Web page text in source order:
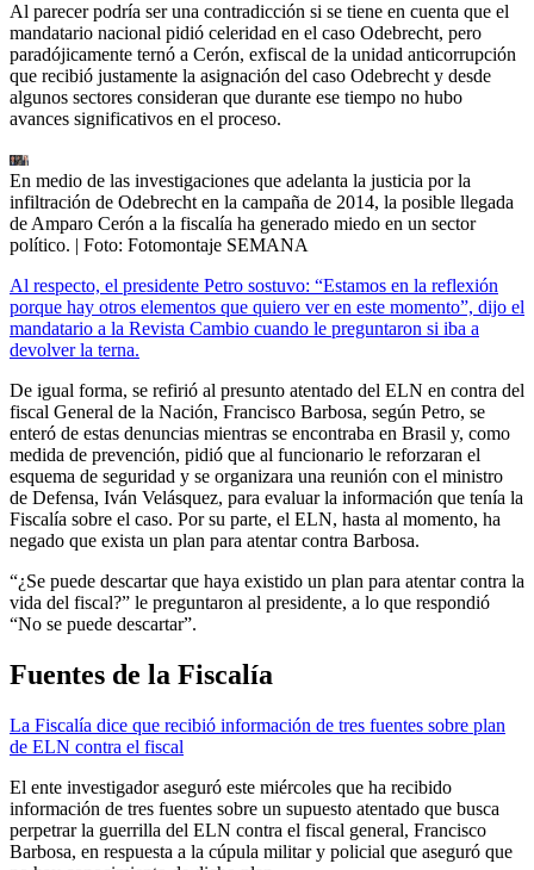
Al parecer podría ser una contradicción si se tiene en cuenta que el
mandatario nacional pidió celeridad en el caso Odebrecht, pero
paradójicamente ternó a Cerón, exfiscal de la unidad anticorrupción
que recibió justamente la asignación del caso Odebrecht y desde
algunos sectores consideran que durante ese tiempo no hubo
avances significativos en el proceso.
En medio de las investigaciones que adelanta la justicia por la
infiltración de Odebrecht en la campaña de 2014, la posible llegada
de Amparo Cerón a la fiscalía ha generado miedo en un sector
político. | Foto: Fotomontaje SEMANA
Al respecto, el presidente Petro sostuvo: “Estamos en la reflexión
porque hay otros elementos que quiero ver en este momento”, dijo el
mandatario a la Revista Cambio cuando le preguntaron si iba a
devolver la terna.
De igual forma, se refirió al presunto atentado del ELN en contra del
fiscal General de la Nación, Francisco Barbosa, según Petro, se
enteró de estas denuncias mientras se encontraba en Brasil y, como
medida de prevención, pidió que al funcionario le reforzaran el
esquema de seguridad y se organizara una reunión con el ministro
de Defensa, Iván Velásquez, para evaluar la información que tenía la
Fiscalía sobre el caso. Por su parte, el ELN, hasta al momento, ha
negado que exista un plan para atentar contra Barbosa.
“¿Se puede descartar que haya existido un plan para atentar contra la
vida del fiscal?” le preguntaron al presidente, a lo que respondió
“No se puede descartar”.
Fuentes de la Fiscalía
La Fiscalía dice que recibió información de tres fuentes sobre plan
de ELN contra el fiscal
El ente investigador aseguró este miércoles que ha recibido
información de tres fuentes sobre un supuesto atentado que busca
perpetrar la guerrilla del ELN contra el fiscal general, Francisco
Barbosa, en respuesta a la cúpula militar y policial que aseguró que